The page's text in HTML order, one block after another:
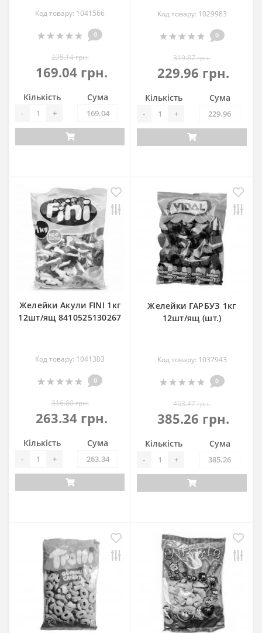
Код товару: 1041566
0
235.14 грн.
169.04 грн.
Кількість
- +
Сума
Код товару: 1029983
0
319.87 грн.
229.96 грн.
Кількість
- +
Сума
Желейки Акули FINI 1кг
12шт/ящ 8410525130267
Код товару: 1041303
0
316.80 грн.
263.34 грн.
Кількість
- +
Сума
Желейки ГАРБУЗ 1кг
12шт/ящ (шт.)
Код товару: 1037943
0
463.47 грн.
385.26 грн.
Кількість
- +
Сума